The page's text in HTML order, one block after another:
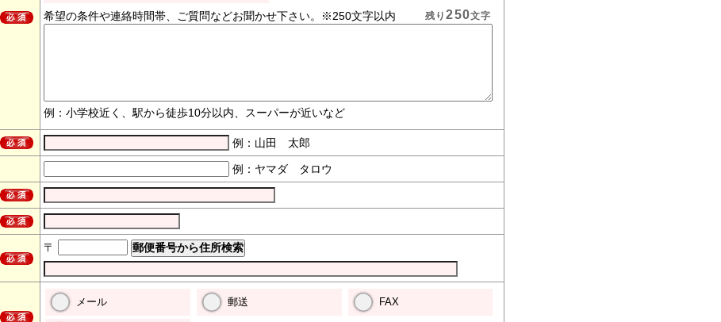
希望の条件や連絡時間帯、ご質問などお聞かせ下さい。※250文字以内
例：小学校近く、駅から徒歩10分以内、スーパーが近いなど
残り250文字
例：山田 太郎
例：ヤマダ タロウ
〒
メール 郵送 FAX